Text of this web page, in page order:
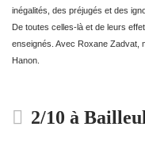
inégalités, des préjugés et des
De toutes celles-là et de leurs
enseignés. Avec Roxane Zadvat,
Hanon.
2/10 à